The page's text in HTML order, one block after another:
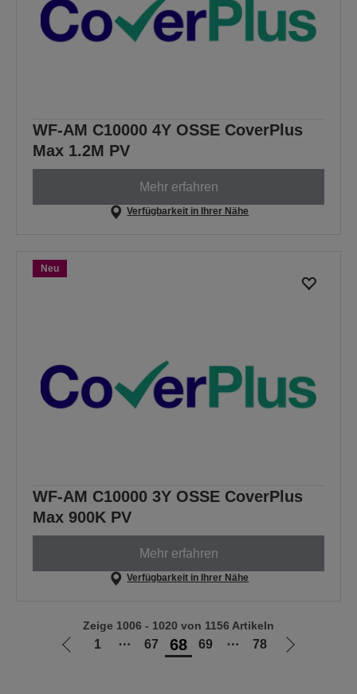
WF-AM C10000 4Y OSSE CoverPlus
Max 1.2M PV
Mehr erfahren
Verfügbarkeit in Ihrer Nähe
Neu
WF-AM C10000 3Y OSSE CoverPlus
Max 900K PV
Mehr erfahren
Verfügbarkeit in Ihrer Nähe
Zur
1 ⋯ 67 68 69 ⋯ 78
Zur
Zeige 1006 - 1020 von 1156 Artikeln